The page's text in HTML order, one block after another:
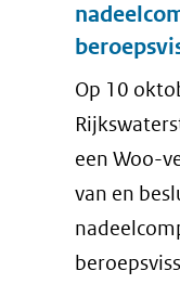
Op 10
een Woo-
van en